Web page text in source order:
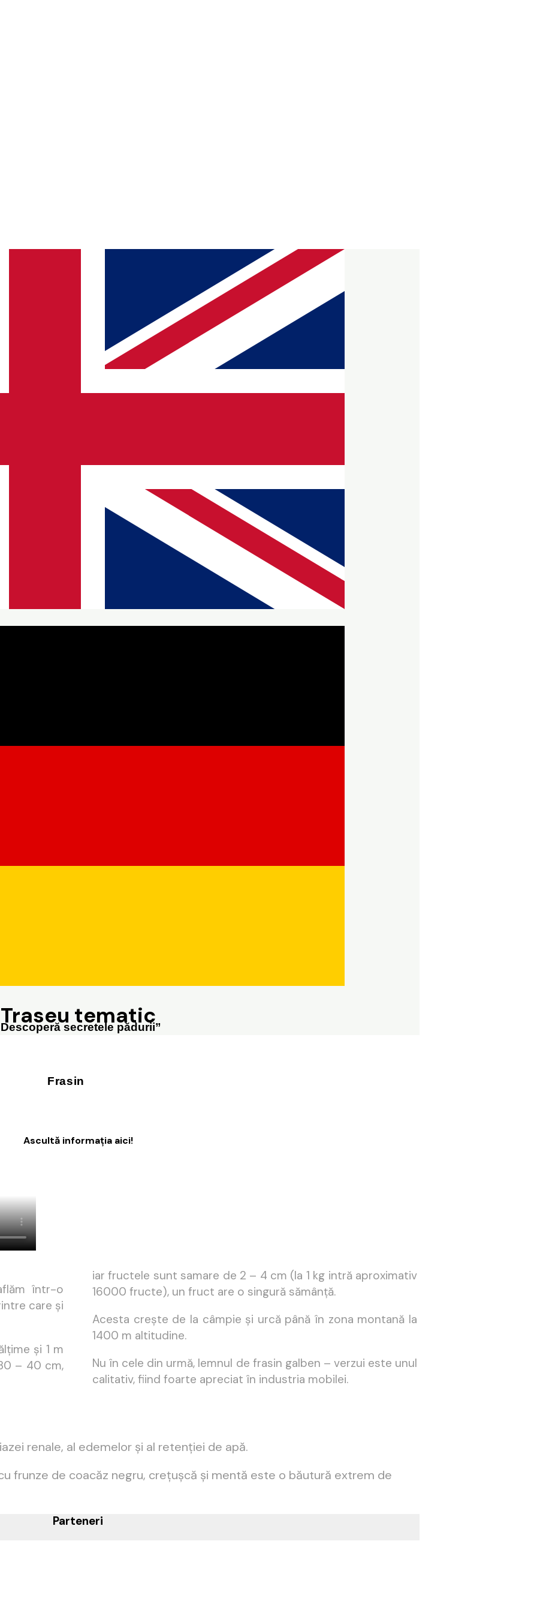
Traseu tematic
secretele pădurii”
Frasin
Ascultă informația aici!
într-o
care și
și 1 m
– 40 cm,
iar fructele sunt samare de 2 – 4 cm (la 1 kg intră aproximativ
16000 fructe), un fruct are o singură sămânță.
Acesta crește de la câmpie și urcă până în zona montană la
1400 m altitudine.
Nu în cele din urmă, lemnul de frasin galben – verzui este unul
calitativ, fiind foarte apreciat în industria mobilei.
renale, al edemelor și al retenției de apă.
frunze de coacăz negru, crețușcă și mentă este o băutură extrem de
Parteneri